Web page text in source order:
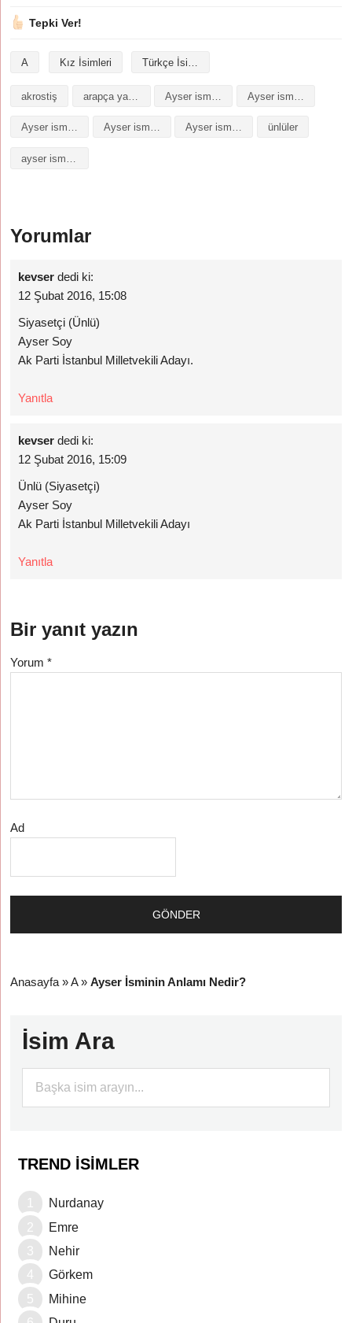
Tepki Ver!
A Kız İsimleri Türkçe İsimler
akrostiş arapça yazılışı
Ayser isminin baş harfleriyle şiir Ayser isminin kökeni Ayser isminin numerolojisi ünlüler
Yorumlar
kevser dedi ki:
12 Şubat 2016, 15:08
Siyasetçi (Ünlü)
Ayser Soy
Ak Parti İstanbul Milletvekili Adayı.
Yanıtla
kevser dedi ki:
12 Şubat 2016, 15:09
Ünlü (Siyasetçi)
Ayser Soy
Ak Parti İstanbul Milletvekili Adayı
Yanıtla
Bir yanıt yazın
Yorum*
Ad
Anasayfa »A»Ayser İsminin Anlamı Nedir?
İsim Ara
TREND İSIMLER
Nurdanay
Emre
Nehir
Görkem
Mihine